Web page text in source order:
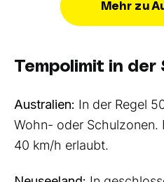
Mehr zu
Tempolimit in der
Australien: In der Regel
Wohn- oder Schulzonen.
40 km/h erlaubt.